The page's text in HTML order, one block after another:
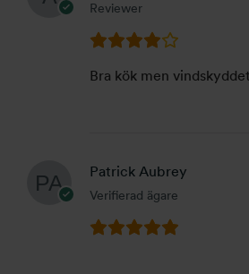
Reviewer
Bra kök men
Patrick Aubrey
Verifierad ägare